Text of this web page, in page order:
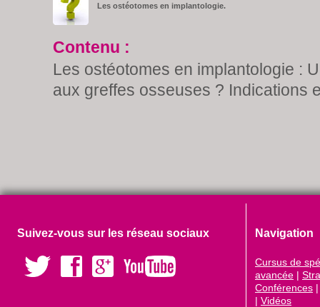
Les ostéotomes en implantologie.
Contenu :
Les ostéotomes en implantologie :
aux greffes osseuses ? Indications
Suivez-vous sur les réseau sociaux Navigation
Cursus de
avancée |
Conférences
| Vidéos